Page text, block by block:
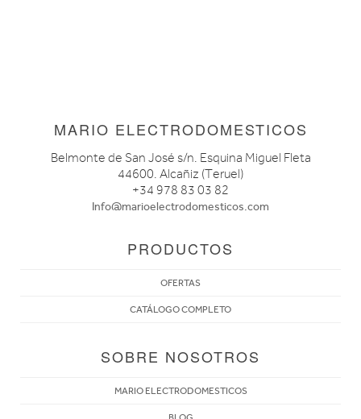
MARIO ELECTRODOMESTICOS
Belmonte de San José s/n. Esquina Miguel Fleta
44600. Alcañiz (Teruel)
+34 978 83 03 82
Info@marioelectrodomesticos.com
PRODUCTOS
OFERTAS
CATÁLOGO COMPLETO
SOBRE NOSOTROS
MARIO ELECTRODOMESTICOS